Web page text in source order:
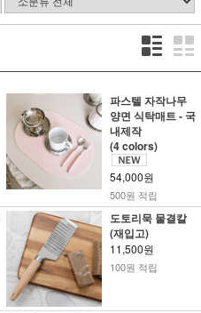
파스텔 자작나무
양면 식탁매트 - 국
내제작
(4 colors)
54,000원
500원 적립
도토리묵 물결칼
(재입고)
11,500원
100원 적립